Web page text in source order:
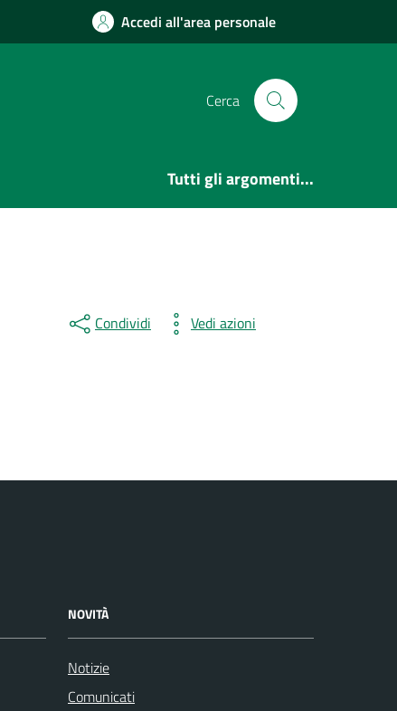
Accedi all'area personale
Cerca
Tutti gli argomenti...
Condividi Vedi azioni
NOVITÀ
Notizie
Comunicati